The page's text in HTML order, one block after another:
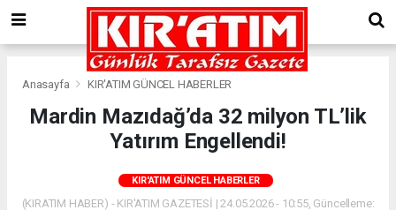
Anasayfa KIR'ATIM GÜNCEL HABERLER
Mardin Mazıdağ’da 32 milyon TL’lik
Yatırım Engellendi!
KIR'ATIM GÜNCEL HABERLER
(KIRATIM HABER) - KIR'ATIM GAZETESİ | 24.05.2026 - 10:55, Güncelleme: